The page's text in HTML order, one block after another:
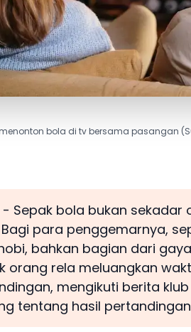
bola di tv bersama pasangan
- Sepak bola bukan sekadar
para penggemarnya,
bahkan bagian dari
orang rela meluangkan
mengikuti berita
tentang hasil